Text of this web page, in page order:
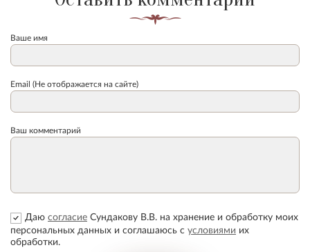
Ваше имя
Email (Не отображается на сайте)
Ваш комментарий
Даю согласие Сундакову В.В. на хранение и обработку моих
персональных данных и соглашаюсь с условиями их
обработки.